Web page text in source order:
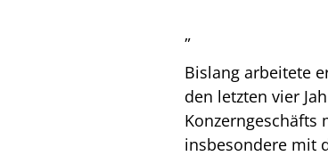
„
Bislang arbeitete
den letzten vier
insbesondere mit